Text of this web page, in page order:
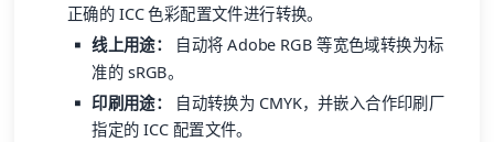
正确的 ICC 色彩配置文件进行转换。
线上用途：
自动将 Adobe RGB 等宽色域转换为标
准的 sRGB。
印刷用途：
自动转换为 CMYK，并嵌入合作印刷厂
指定的 ICC 配置文件。